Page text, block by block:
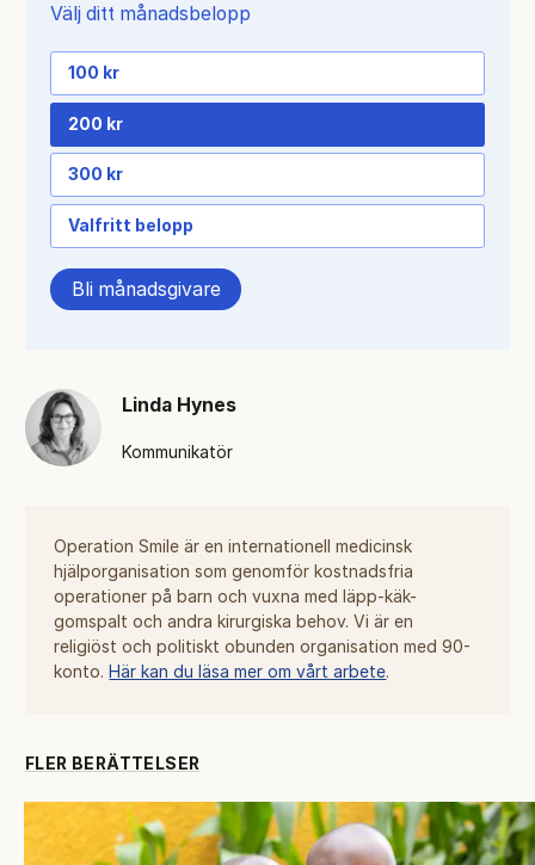
Välj ditt månadsbelopp
100 kr
200 kr
300 kr
Valfritt belopp
Bli månadsgivare
Linda Hynes
Kommunikatör
Operation Smile är en internationell medicinsk
hjälporganisation som genomför kostnadsfria
operationer på barn och vuxna med läpp-käk-
gomspalt och andra kirurgiska behov. Vi är en
religiöst och politiskt obunden organisation med 90-
konto. Här kan du läsa mer om vårt arbete.
FLER BERÄTTELSER